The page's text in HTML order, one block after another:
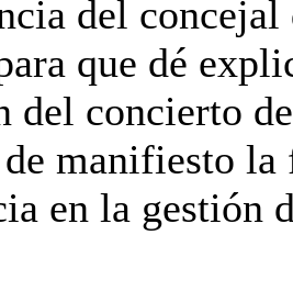
del
que dé
del concierto
de manifiesto
en la gestión